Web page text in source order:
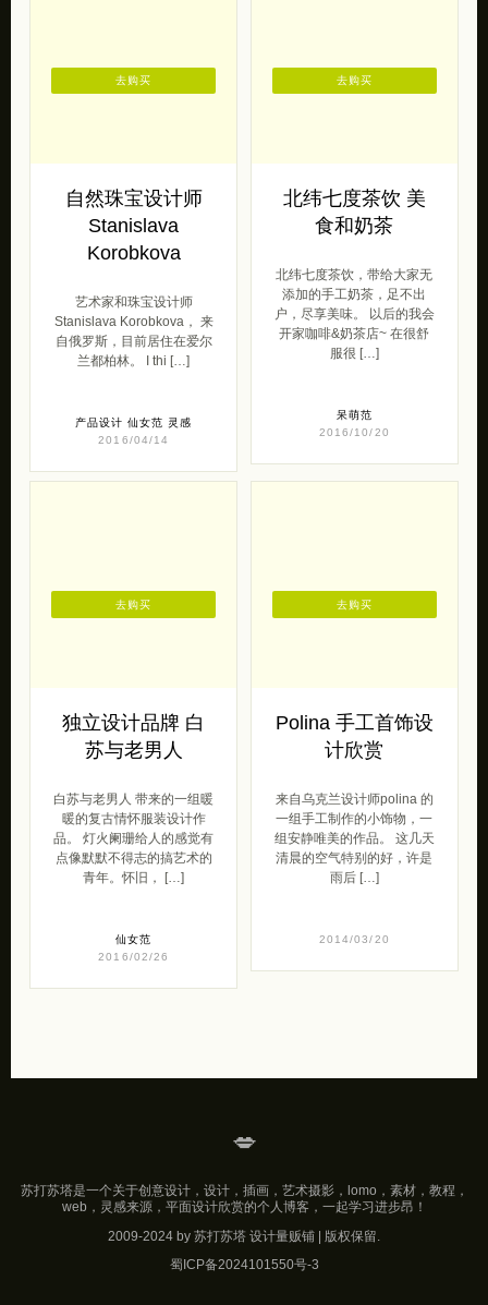
自然珠宝设计师
Stanislava
Korobkova
艺术家和珠宝设计师
Stanislava Korobkova， 来
自俄罗斯，目前居住在爱尔
兰都柏林。 I thi […]
产品设计 仙女范 灵感
2016/04/14
去购买
北纬七度茶饮 美
食和奶茶
北纬七度茶饮，带给大家无
添加的手工奶茶，足不出
户，尽享美味。 以后的我会
开家咖啡&奶茶店~ 在很舒
服很 […]
呆萌范
2016/10/20
去购买
独立设计品牌 白
苏与老男人
白苏与老男人 带来的一组暖
暖的复古情怀服装设计作
品。 灯火阑珊给人的感觉有
点像默默不得志的搞艺术的
青年。怀旧， […]
仙女范
2016/02/26
去购买
Polina 手工首饰设
计欣赏
来自乌克兰设计师polina 的
一组手工制作的小饰物，一
组安静唯美的作品。 这几天
清晨的空气特别的好，许是
雨后 […]
2014/03/20
去购买
💋
苏打苏塔是一个关于创意设计，设计，插画，艺术摄影，lomo，素材，教程，
web，灵感来源，平面设计欣赏的个人博客，一起学习进步昂！
2009-2024 by 苏打苏塔 设计量贩铺 | 版权保留.
蜀ICP备2024101550号-3